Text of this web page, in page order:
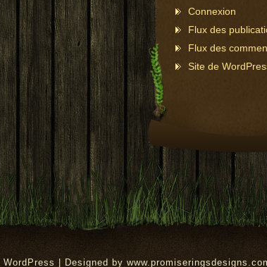
Connexion
Flux des
Flux des
Site de
WordPress | Designed by